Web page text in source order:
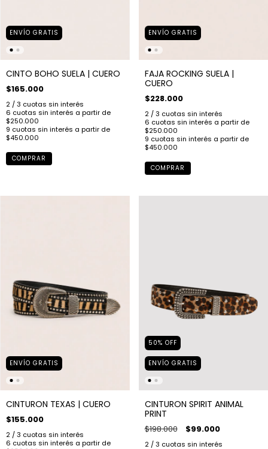
ENVÍO GRATIS
CINTO BOHO SUELA | CUERO
$165.000
COMPRAR
ENVÍO GRATIS
FAJA ROCKING SUELA |
CUERO
$228.000
COMPRAR
ENVÍO GRATIS
CINTURON TEXAS | CUERO
$155.000
50% OFF
ENVÍO GRATIS
CINTURON SPIRIT ANIMAL
PRINT
$198.000 $99.000